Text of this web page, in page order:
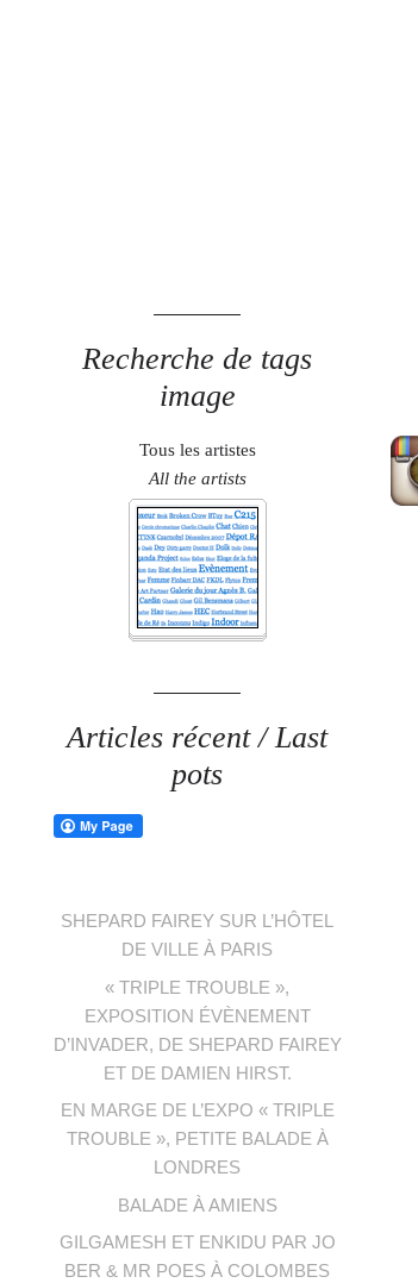
Recherche de tags
image
Tous les artistes
All the artists
Articles récent / Last
pots
SHEPARD FAIREY SUR L’HÔTEL
DE VILLE À PARIS
« TRIPLE TROUBLE »,
EXPOSITION ÉVÈNEMENT
D’INVADER, DE SHEPARD FAIREY
ET DE DAMIEN HIRST.
EN MARGE DE L’EXPO « TRIPLE
TROUBLE », PETITE BALADE À
LONDRES
BALADE À AMIENS
GILGAMESH ET ENKIDU PAR JO
BER & MR POES À COLOMBES